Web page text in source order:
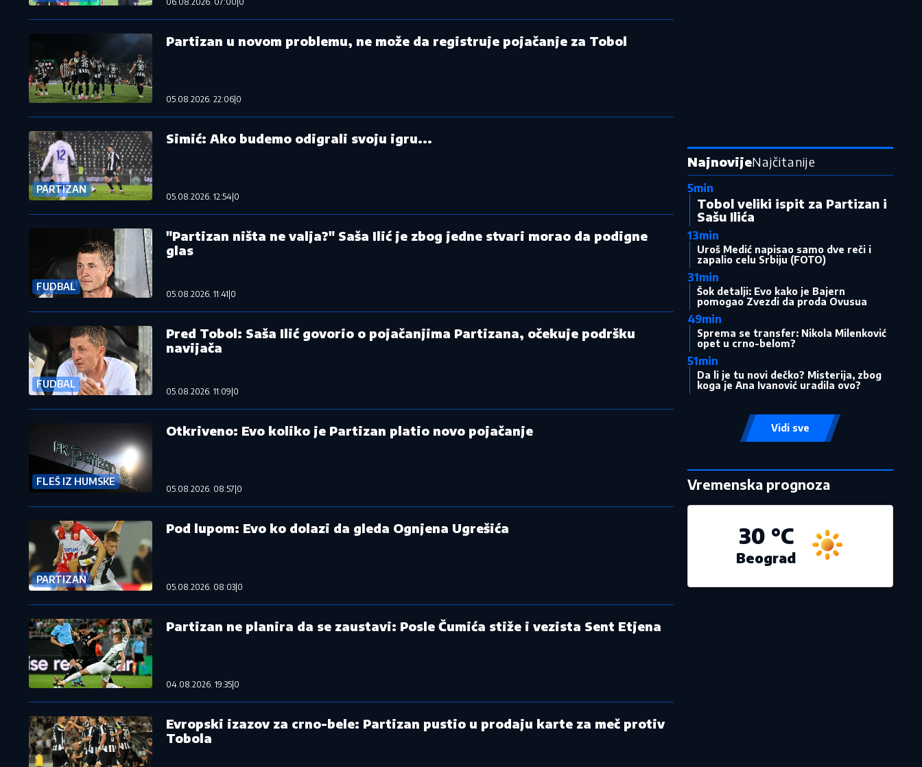
Partizan u novom problemu, ne može da registruje pojačanje za Tobol
05.08.2026. 22:06|0
PARTIZAN
Simić: Ako budemo odigrali svoju igru...
05.08.2026. 12:54 0
FUDBAL
"Partizan ništa ne valja?" Saša Ilić je zbog jedne stvari morao da podigne
glas
05.08.2026. 11:41 0
FUDBAL
Pred Tobol: Saša Ilić govorio o pojačanjima Partizana, očekuje podršku
navijača
05.08.2026. 11:09 0
FLEŠ IZ HUMSKE
Otkriveno: Evo koliko je Partizan platio novo pojačanje
05.08.2026. 08:57 0
PARTIZAN
Pod lupom: Evo ko dolazi da gleda Ognjena Ugrešića
05.08.2026. 08:03|0
Partizan ne planira da se zaustavi: Posle Čumića stiže i vezista Sent Etjena
04.08.2026. 19:35|0
Evropski izazov za crno-bele: Partizan pustio u prodaju karte za meč protiv
Tobola
NajnovijeNajčitanije
5min
Tobol veliki ispit za Partizan i
Sašu Ilića
13min
Uroš Medić napisao samo dve reči i
zapalio celu Srbiju (FOTO)
31min
Šok detalji: Evo kako je Bajern
pomogao Zvezdi da proda Ovusua
49min
Sprema se transfer: Nikola Milenković
opet u crno-belom?
51min
Da li je tu novi dečko? Misterija, zbog
koga je Ana Ivanović uradila ovo?
Vidi sve
Vremenska prognoza
Beograd
30 °C